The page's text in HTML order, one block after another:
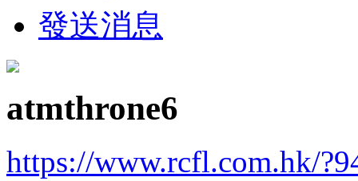
發送消息
atmthrone6
https://www.rcfl.com.hk/